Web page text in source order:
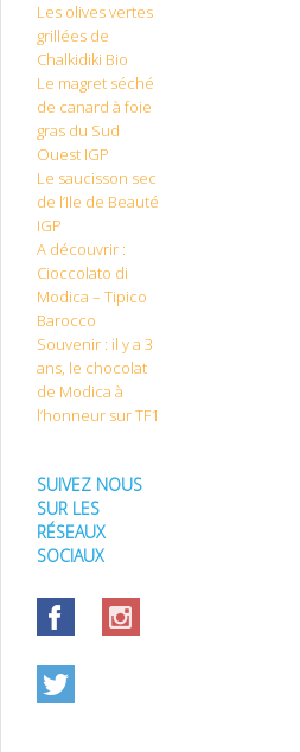
Les olives vertes
grillées de
Chalkidiki Bio
Le magret séché
de canard à foie
gras du Sud
Ouest IGP
Le saucisson sec
de l’Ile de Beauté
IGP
A découvrir :
Cioccolato di
Modica – Tipico
Barocco
Souvenir : il y a 3
ans, le chocolat
de Modica à
l’honneur sur TF1
SUIVEZ NOUS
SUR LES
RÉSEAUX
SOCIAUX